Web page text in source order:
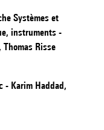
Systèmes et
instruments -
Risse
- Karim Haddad,